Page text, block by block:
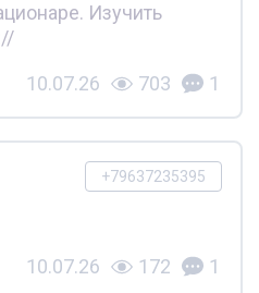
Изучить
10.07.26 703 1
+79637235395
10.07.26 172 1